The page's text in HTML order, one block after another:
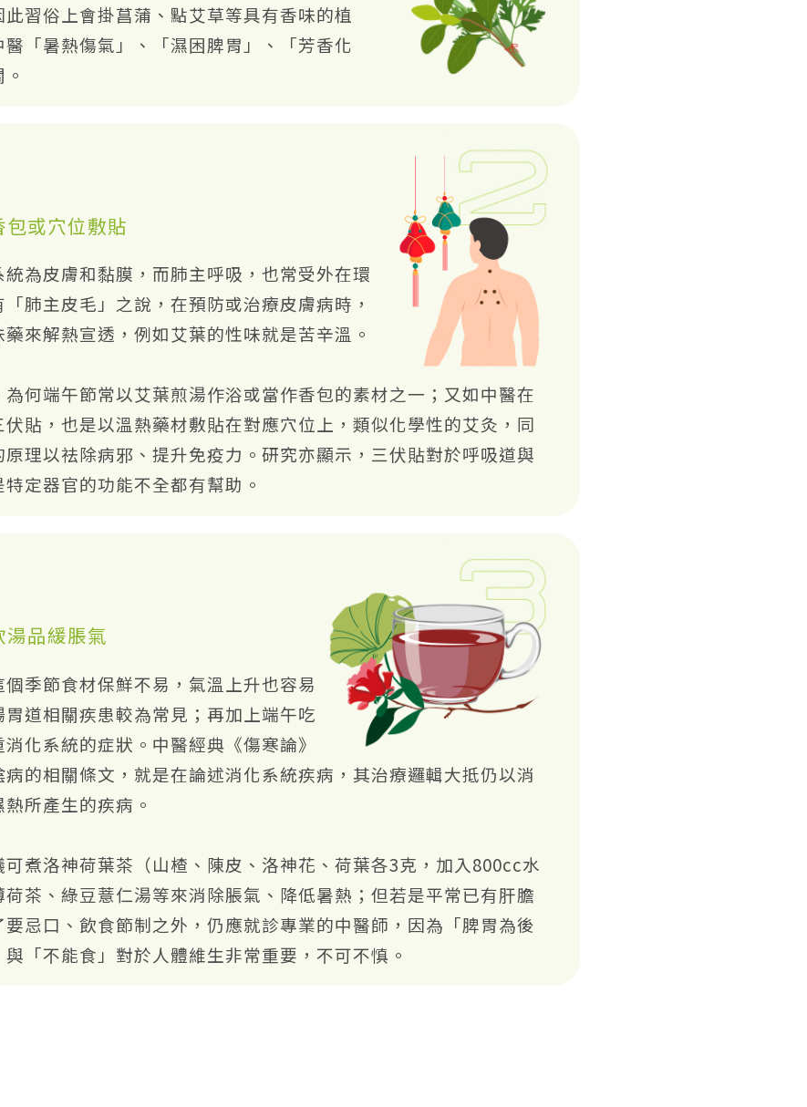
習俗上會掛菖蒲、點艾草等具有香味的植
「暑熱傷氣」、「濕困脾胃」、「芳香化
包或穴位敷貼
為皮膚和黏膜，而肺主呼吸，也常受外在環
肺主皮毛」之說，在預防或治療皮膚病時，
來解熱宣透，例如艾葉的性味就是苦辛溫。
何端午節常以艾葉煎湯作浴或當作香包的素材之一；又如中醫在
貼，也是以溫熱藥材敷貼在對應穴位上，類似化學性的艾灸，同
理以祛除病邪、提升免疫力。研究亦顯示，三伏貼對於呼吸道與
定器官的功能不全都有幫助。
湯品緩脹氣
季節食材保鮮不易，氣溫上升也容易
道相關疾患較為常見；再加上端午吃
化系統的症狀。中醫經典《傷寒論》
的相關條文，就是在論述消化系統疾病，其治療邏輯大抵仍以消
所產生的疾病。
煮洛神荷葉茶（山楂、陳皮、洛神花、荷葉各3克，加入800cc水
茶、綠豆薏仁湯等來消除脹氣、降低暑熱；但若是平常已有肝膽
忌口、飲食節制之外，仍應就診專業的中醫師，因為「脾胃為後
「不能食」對於人體維生非常重要，不可不慎。